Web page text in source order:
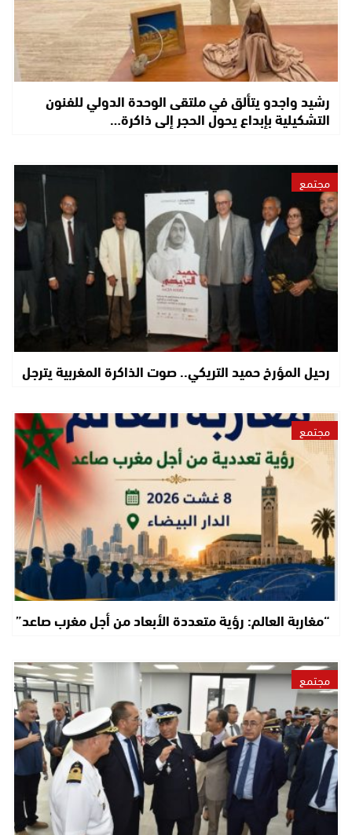
رشيد واجدو يتألق في ملتقى الوحدة الدولي للفنون
التشكيلية بإبداع يحول الحجر إلى ذاكرة…
مجتمع
رحيل المؤرخ حميد التريكي.. صوت الذاكرة المغربية يترجل
مجتمع
“مغاربة العالم: رؤية متعددة الأبعاد من أجل مغرب صاعد”
مجتمع